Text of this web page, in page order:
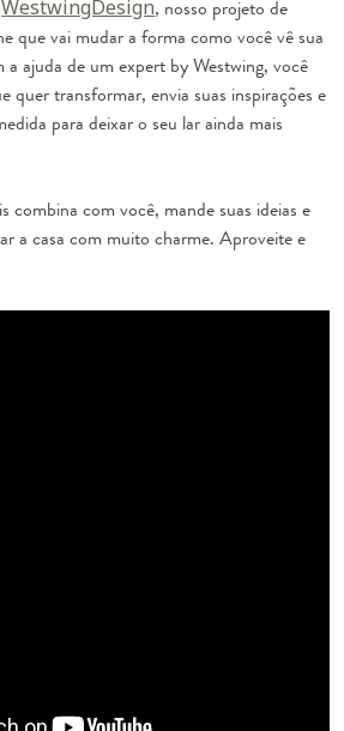
WestwingDesign, nosso projeto de
que vai mudar a forma como você vê sua
a ajuda de um expert by Westwing, você
quer transformar, envia suas inspirações e
para deixar o seu lar ainda mais
combina com você, mande suas ideias e
a casa com muito charme. Aproveite e